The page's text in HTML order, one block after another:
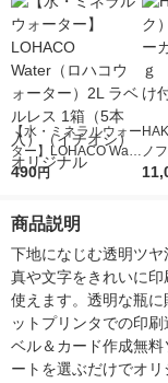
【水・ミネラルウォー
ター】LOHACO Wate
r（ロハコウォータ
シ） オリジナル
490円
ノ
5ｇ
商品説明
下地になじむ透明ツ
真や文字をきれいに
使えます。透明な瓶
ットプリンタでの印
ベル＆カード作成無
ートを選ぶだけでオリ